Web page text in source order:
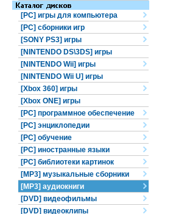
[PC] игры для компьютера
[PC] сборники игр
[SONY PS3] игры
[NINTENDO DS\3DS] игры
[NINTENDO Wii] игры
[NINTENDO Wii U] игры
[Xbox 360] игры
[Xbox ONE] игры
[PC] программное обеспечение
[PC] энциклопедии
[PC] обучение
[PC] иностранные языки
[PC] библиотеки картинок
[MP3] музыкальные сборники
[MP3] аудиокниги
[DVD] видеофильмы
[DVD] видеоклипы